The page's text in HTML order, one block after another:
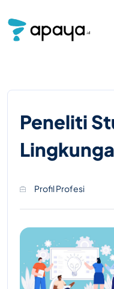
Peneliti
Profil Profesi